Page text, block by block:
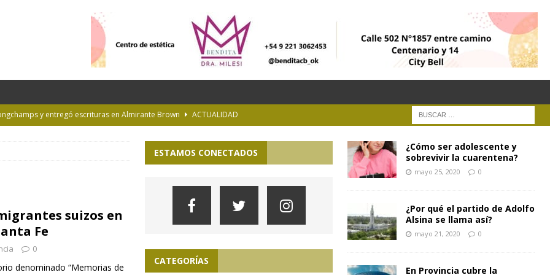
y entregó escrituras en Almirante Brown
ACTUALIDAD
Diplomatura en Trasplante y Ablación de Órganos y Tejidos
INTERÉS
por una tormenta a casi 10 mil metros de altura
suizos en
Fe
0
denominado “Memorias de
ESTAMOS CONECTADOS
CATEGORÍAS
¿Cómo ser adolescente y
sobrevivir la cuarentena?
mayo 25, 2020 0
¿Por qué el partido de Adolfo
Alsina se llama así?
mayo 21, 2020 0
En Provincia cubre la